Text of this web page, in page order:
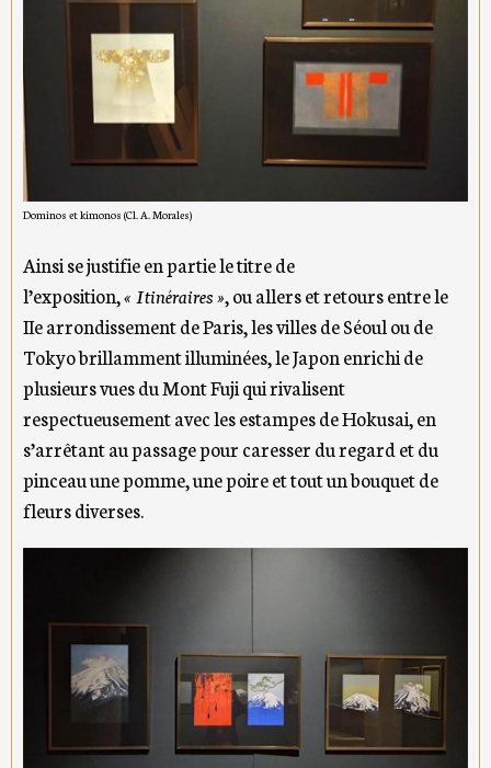
Dominos et kimonos (Cl. A. Morales)
Ainsi se justifie en partie le titre de
l’exposition,« Itinéraires », ou allers et retours entre le
IIe arrondissement de Paris, les villes de Séoul ou de
Tokyo brillamment illuminées, le Japon enrichi de
plusieurs vues du Mont Fuji qui rivalisent
respectueusement avec les estampes de Hokusai, en
s’arrêtant au passage pour caresser du regard et du
pinceau une pomme, une poire et tout un bouquet de
fleurs diverses.